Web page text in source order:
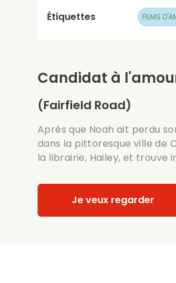
Étiquettes FILMS
Candidat à
(Fairfield Road)
Après que Noah ait perdu
dans la pittoresque ville de
la librairie, Hailey, et trouve
Je veux regarder